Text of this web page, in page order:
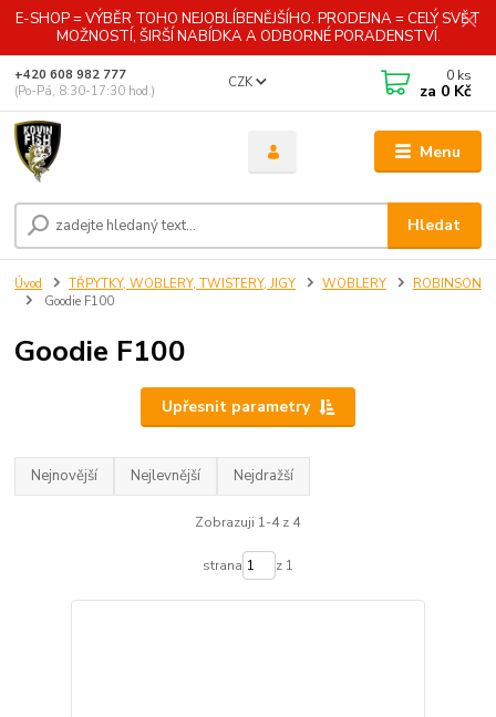
E-SHOP = VÝBĚR TOHO NEJOBLÍBENĚJŠÍHO. PRODEJNA = CELÝ SVĚT
MOŽNOSTÍ, ŠIRŠÍ NABÍDKA A ODBORNÉ PORADENSTVÍ.
Menu
CZK
Hledat
+420 608 982 777
(Po-Pá, 8:30-17:30 hod.)
0 ks
za 0 Kč
Úvod TŘPYTKY, WOBLERY, TWISTERY, JIGY WOBLERY
ROBINSON
Goodie F100
Goodie F100
Upřesnit parametry
Nejnovější Nejlevnější Nejdražší
Zobrazuji 1-4 z 4
strana z 1